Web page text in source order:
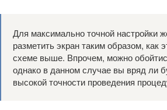
Для максимально точной настройки
разметить экран таким образом, как
схеме выше. Впрочем, можно
однако в данном случае вы вряд ли
высокой точности проведения